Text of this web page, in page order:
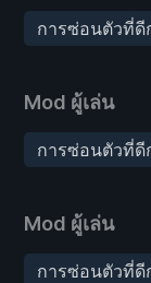
การซ่อนตัวที่ดี
Mod ผู้เล่น
การซ่อนตัวที่ดี
Mod ผู้เล่น
การซ่อนตัวที่ดี